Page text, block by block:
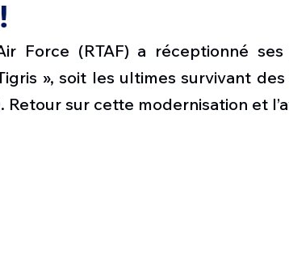
Défense sol-air DSA Amphibie
Force (RTAF) a réceptionné
», soit les ultimes survivant
Retour sur cette modernisation et